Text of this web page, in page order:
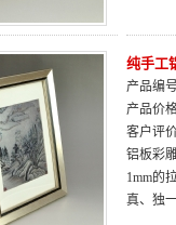
纯手工
产品编
产品价
客户评
铝板彩
1mm的
真、独